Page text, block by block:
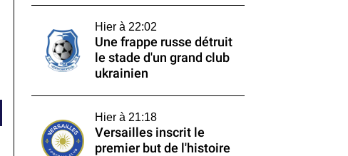
Hier à 22:02
Une frappe russe détruit
le stade d'un grand club
ukrainien
Hier à 21:18
Versailles inscrit le
premier but de l'histoire